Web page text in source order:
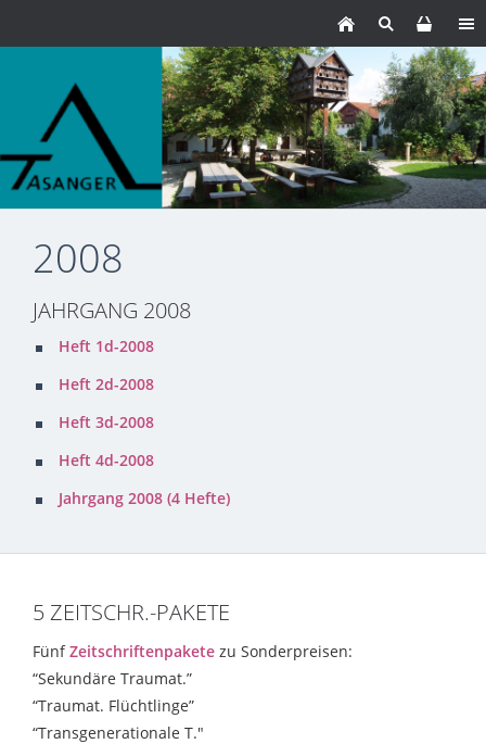
2008
JAHRGANG 2008
Heft 1d-2008
Heft 2d-2008
Heft 3d-2008
Heft 4d-2008
Jahrgang 2008 (4 Hefte)
5 ZEITSCHR.-PAKETE
FünfZeitschriftenpakete zu Sonderpreisen:
“Sekundäre Traumat.”
“Traumat. Flüchtlinge”
“Transgenerationale T."